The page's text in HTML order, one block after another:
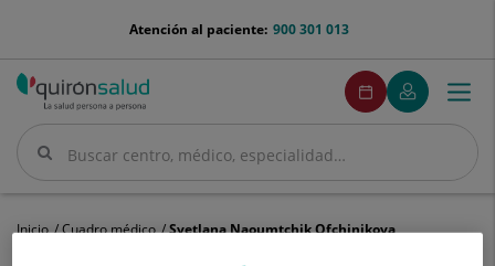
menu-
900 301 013
Atención al paciente:
Buscar
Buscar
menuPedirCita
Pedir
cita
Mi
Quirónsalud
Menú
Inicio Cuadro médico Svetlana Naoumtchik Ofchinikova